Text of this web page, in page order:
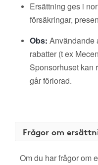
Ersättning ges i
försäkringar,
Obs: Användande
rabatter (t ex
Sponsorhuset kan
går förlorad.
Frågor om
Om du har frågor om